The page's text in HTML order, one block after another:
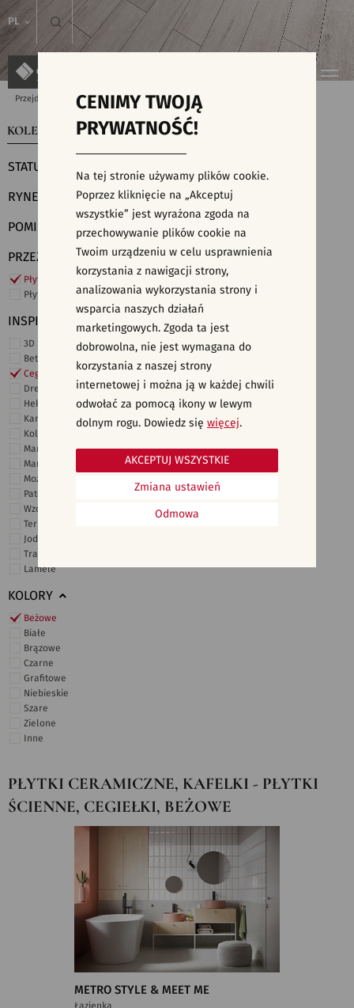
PL
Przejdź do strony głównej Kolekcje
KOLEKCJE WYSZUKIWARKA PŁYTEK
STATUS
RYNEK
POMIESZCZENIE
PRZEZNACZENIE
Płytki ścienne
Płytki podłogowe
INSPIRACJE
3D i struktury
Beton
Cegiełki
Drewno
Heksagonalne
Kamień
Kolor
Marmur
Marokańskie
Mozaika
Patchwork
Wzory i motywy
Terrazzo
Jodełka
Trawertyn
Lamele
KOLORY
Beżowe
Białe
Brązowe
Czarne
Grafitowe
Niebieskie
Szare
Zielone
Inne
PŁYTKI CERAMICZNE, KAFELKI - PŁYTKI
ŚCIENNE, CEGIEŁKI, BEŻOWE
METRO STYLE & MEET ME
Łazienka
CENIMY TWOJĄ
PRYWATNOŚĆ!
Na tej stronie używamy plików cookie.
Poprzez kliknięcie na „Akceptuj
wszystkie” jest wyrażona zgoda na
przechowywanie plików cookie na
Twoim urządzeniu w celu usprawnienia
korzystania z nawigacji strony,
analizowania wykorzystania strony i
wsparcia naszych działań
marketingowych. Zgoda ta jest
dobrowolna, nie jest wymagana do
korzystania z naszej strony
internetowej i można ją w każdej chwili
odwołać za pomocą ikony w lewym
dolnym rogu. Dowiedz się więcej.
Odmowa
Zmiana ustawień
AKCEPTUJ WSZYSTKIE